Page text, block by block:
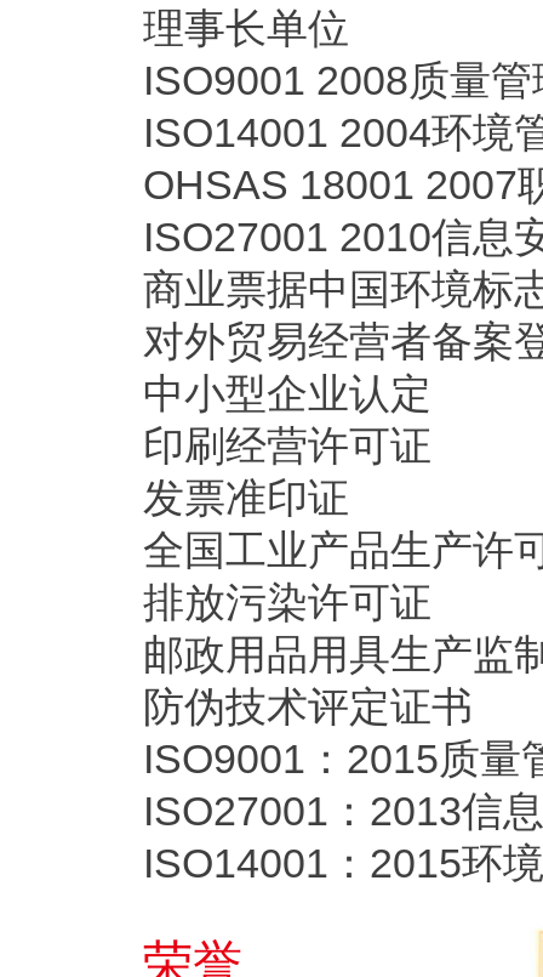
理事长单位
ISO9001 2008质量
ISO14001 2004环境
OHSAS 18001 2007
ISO27001 2010信息
商业票据中国环境标
对外贸易经营者备案
中小型企业认定
印刷经营许可证
发票准印证
全国工业产品生产许
排放污染许可证
邮政用品用具生产监
防伪技术评定证书
ISO9001：2015质量
ISO27001：2013信
ISO14001：2015环
荣誉